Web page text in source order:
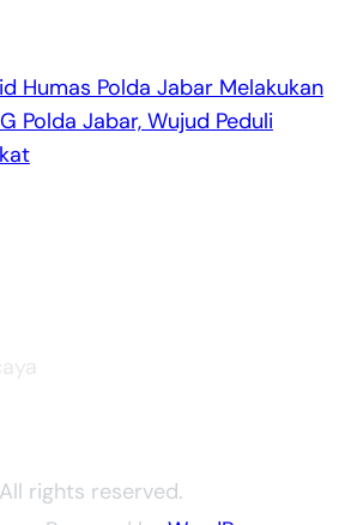
Humas Polda Jabar Melakukan
Polda Jabar, Wujud Peduli
rights reserved.